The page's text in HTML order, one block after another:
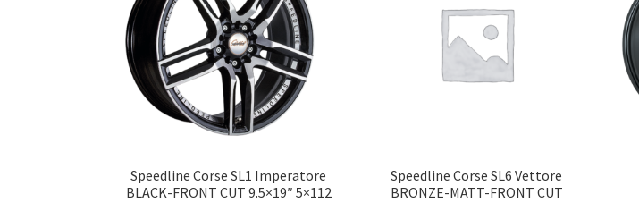
Speedline Corse SL1 Imperatore
BLACK-FRONT CUT 9.5×19″ 5×112
Speedline Corse SL6 Vettore
BRONZE-MATT-FRONT CUT